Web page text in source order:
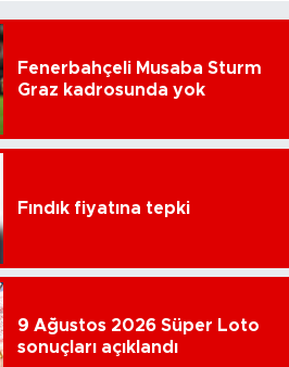
Fenerbahçeli Musaba Sturm
Graz kadrosunda yok
Fındık fiyatına tepki
9 Ağustos 2026 Süper Loto
sonuçları açıklandı